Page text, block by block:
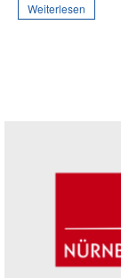
Weiterlesen